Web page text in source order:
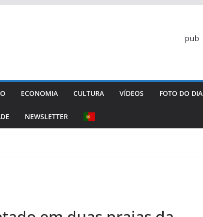
pub
ECONOMIA CULTURA VÍDEOS FOTO DO DIA
NEWSLETTER